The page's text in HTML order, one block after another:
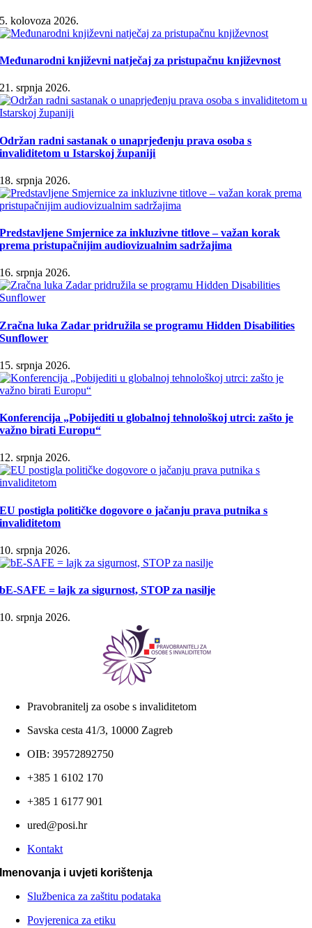
5. kolovoza 2026.
Međunarodni književni natječaj za pristupačnu književnost
21. srpnja 2026.
Održan radni sastanak o unaprjeđenju prava osoba s
invaliditetom u Istarskoj županiji
18. srpnja 2026.
Predstavljene Smjernice za inkluzivne titlove – važan korak
prema pristupačnijim audiovizualnim sadržajima
16. srpnja 2026.
Zračna luka Zadar pridružila se programu Hidden Disabilities
Sunflower
15. srpnja 2026.
Konferencija „Pobijediti u globalnoj tehnološkoj utrci: zašto je
važno birati Europu“
12. srpnja 2026.
EU postigla političke dogovore o jačanju prava putnika s
invaliditetom
10. srpnja 2026.
bE-SAFE = lajk za sigurnost, STOP za nasilje
10. srpnja 2026.
Pravobranitelj za osobe s invaliditetom
Savska cesta 41/3, 10000 Zagreb
OIB: 39572892750
+385 1 6102 170
+385 1 6177 901
ured@posi.hr
Kontakt
Imenovanja i uvjeti korištenja
Službenica za zaštitu podataka
Povjerenica za etiku